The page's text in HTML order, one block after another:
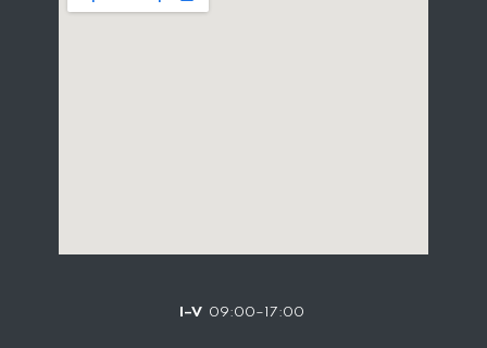
I–V 09:00–17:00